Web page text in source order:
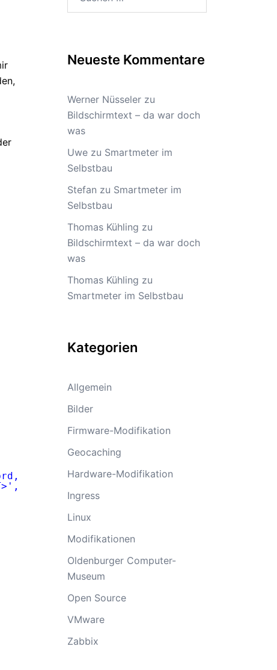
IP:<HOST>","level":2,"time"
X-Forwarded-For: '.*'\)"
Neueste Kommentare
Werner Nüsselerzu
Bildschirmtext – da war doch
was
Uwezu Smartmeter im
Selbstbau
Stefan zu Smartmeter im
Selbstbau
Thomas Kühling zu
Bildschirmtext – da war doch
was
Thomas Kühling zu
Smartmeter im Selbstbau
Kategorien
Allgemein
Bilder
Firmware-Modifikation
Geocaching
Hardware-Modifikation
Ingress
Linux
Modifikationen
Oldenburger Computer-
Museum
Open Source
VMware
Zabbix